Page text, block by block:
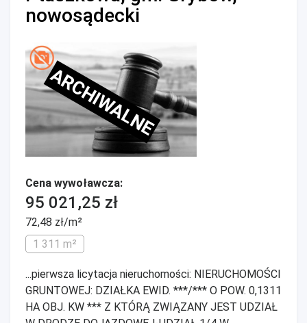
nowosądecki
ARCHIWALNE
Cena wywoławcza:
95 021,25 zł
72,48 zł/m²
1 311 m²
...pierwsza licytacja nieruchomości: NIERUCHOMOŚCI
GRUNTOWEJ: DZIAŁKA EWID. ***/*** O POW. 0,1311
HA OBJ. KW *** Z KTÓRĄ ZWIĄZANY JEST UDZIAŁ